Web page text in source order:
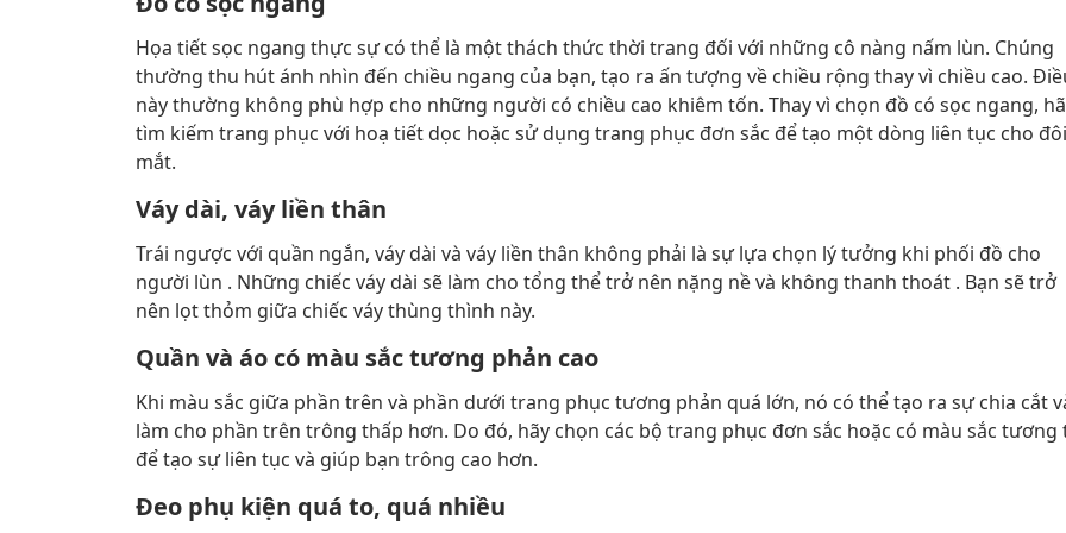
Họa tiết sọc ngang thực sự có thể là một thách thức thời trang đối với những cô nàng nấm lùn. Chúng
thường thu hút ánh nhìn đến chiều ngang của bạn, tạo ra ấn tượng về chiều rộng thay vì chiều cao.
này thường không phù hợp cho những người có chiều cao khiêm tốn. Thay vì chọn đồ có sọc ngang,
tìm kiếm trang phục với hoạ tiết dọc hoặc sử dụng trang phục đơn sắc để tạo một dòng liên tục cho đôi
mắt.
Váy dài, váy liền thân
Trái ngược với quần ngắn, váy dài và váy liền thân không phải là sự lựa chọn lý tưởng khi phối đồ cho
người lùn . Những chiếc váy dài sẽ làm cho tổng thể trở nên nặng nề và không thanh thoát . Bạn sẽ trở
nên lọt thỏm giữa chiếc váy thùng thình này.
Quần và áo có màu sắc tương phản cao
Khi màu sắc giữa phần trên và phần dưới trang phục tương phản quá lớn, nó có thể tạo ra sự chia cắt
làm cho phần trên trông thấp hơn. Do đó, hãy chọn các bộ trang phục đơn sắc hoặc có màu sắc tương
để tạo sự liên tục và giúp bạn trông cao hơn.
Đeo phụ kiện quá to, quá nhiều